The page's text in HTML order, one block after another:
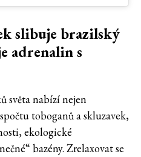
slibuje brazilský
adrenalin s
světa nabízí nejen
toboganů a skluzavek,
ekologické
bazény. Zrelaxovat se